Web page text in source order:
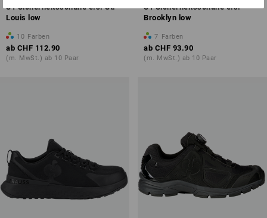
S1 Sicherheitsschuhe e.s. St.
Louis low
10 Farben
ab CHF 112.90
(m. MwSt.) ab 10 Paar
S1 Sicherheitsschuhe e.s.
Brooklyn low
7 Farben
ab CHF 93.90
(m. MwSt.) ab 10 Paar